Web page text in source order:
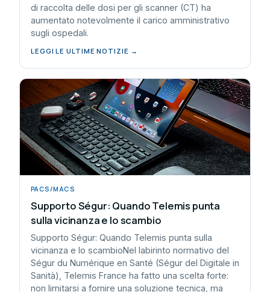
di raccolta delle dosi per gli scanner (CT) ha
aumentato notevolmente il carico amministrativo
sugli ospedali.
LEGGI LE ULTIME NOTIZIE →
PACS/MACS
Supporto Ségur: Quando Telemis punta
sulla vicinanza e lo scambio
Supporto Ségur: Quando Telemis punta sulla
vicinanza e lo scambioNel labirinto normativo del
Ségur du Numérique en Santé (Ségur del Digitale in
Sanità), Telemis France ha fatto una scelta forte:
non limitarsi a fornire una soluzione tecnica, ma